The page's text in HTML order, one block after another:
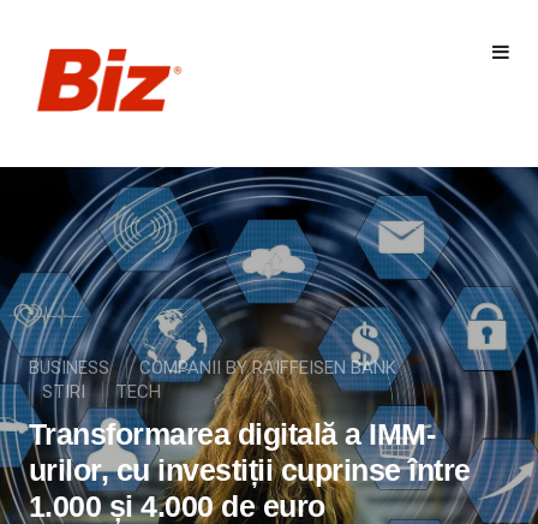
BUSINESS
COMPANII BY RAIFFEISEN BANK
STIRI
TECH
Transformarea digitală a IMM-
urilor, cu investiții cuprinse între
1.000 și 4.000 de euro